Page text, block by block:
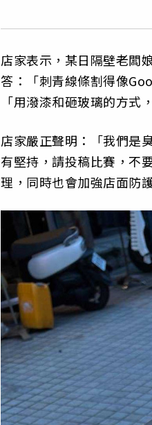
店家表示，某日隔壁老闆
答：「刺青線條割得像
「用潑漆和砸玻璃的方式
店家嚴正聲明：「我們是
有堅持，請投稿比賽，不
理，同時也會加強店面防